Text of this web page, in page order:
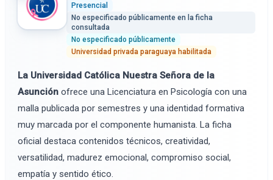
Presencial
No especificado públicamente en la ficha
consultada
No especificado públicamente
Universidad privada paraguaya habilitada
La Universidad Católica Nuestra Señora de la
Asunción ofrece una Licenciatura en Psicología con una
malla publicada por semestres y una identidad formativa
muy marcada por el componente humanista. La ficha
oficial destaca contenidos técnicos, creatividad,
versatilidad, madurez emocional, compromiso social,
empatía y sentido ético.